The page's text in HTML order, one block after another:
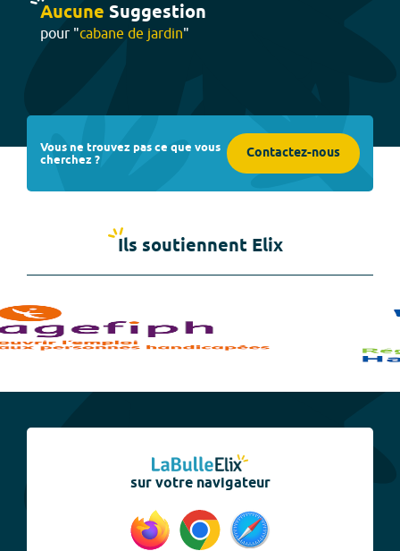
Aucune Suggestion
pour "cabane de jardin"
Vous ne trouvez pas ce que vous
cherchez ? Contactez-nous
Ils soutiennent Elix
sur votre navigateur